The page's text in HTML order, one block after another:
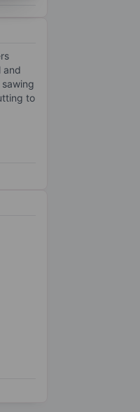
and
to